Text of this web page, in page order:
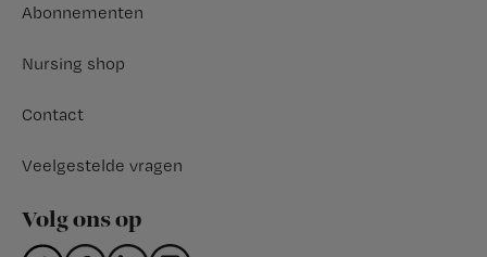
Abonnementen
Nursing shop
Contact
Veelgestelde vragen
Volg ons op